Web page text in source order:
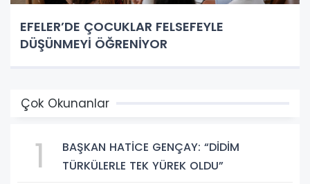
EFELER’DE ÇOCUKLAR FELSEFEYLE
DÜŞÜNMEYİ ÖĞRENİYOR
Çok Okunanlar
1
BAŞKAN HATİCE GENÇAY: “DİDİM
TÜRKÜLERLE TEK YÜREK OLDU”